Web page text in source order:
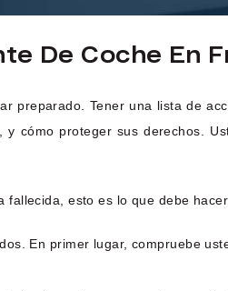
De Coche En
preparado. Tener una lista de
cómo proteger sus derechos.
esto es lo que debe
En primer lugar, compruebe